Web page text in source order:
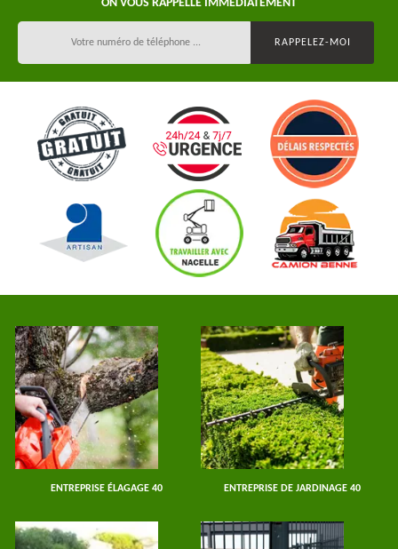
ON VOUS RAPPELLE IMMEDIATEMENT
ENTREPRISE ÉLAGAGE 40 ENTREPRISE DE JARDINAGE 40